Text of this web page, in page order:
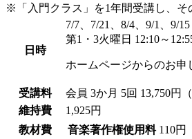
※「入門クラス」を1年間受講し、そ
日時
7/7、7/21、8/4、9/1、9/15
第1・3火曜日 12:10～
ホームページからのお申
受講料 会員 3か月 5回 13,750円
維持費
1,925円
教材費
音楽著作権使用料 110円